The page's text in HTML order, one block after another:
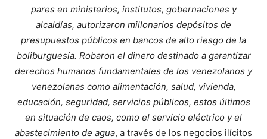
pares en ministerios, institutos, gobernaciones y
alcaldías, autorizaron millonarios depósitos de
presupuestos públicos en bancos de alto riesgo de la
boliburguesía. Robaron el dinero destinado a garantizar
derechos humanos fundamentales de los venezolanos y
venezolanas como alimentación, salud, vivienda,
educación, seguridad, servicios públicos, estos últimos
en situación de caos, como el servicio eléctrico y el
abastecimiento de agua, a través de los negocios ilícitos